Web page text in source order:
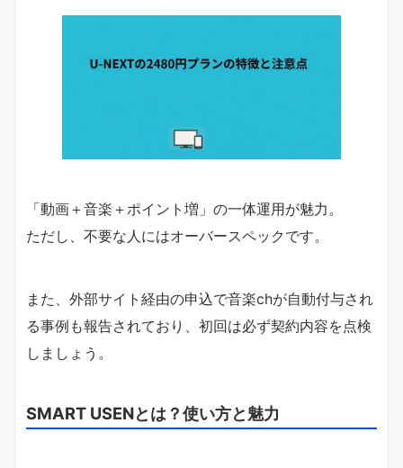
「動画＋音楽＋ポイント増」の一体運用が魅力。
ただし、不要な人にはオーバースペックです。
また、外部サイト経由の申込で音楽chが自動付与され
る事例も報告されており、初回は必ず契約内容を点検
しましょう。
SMART USENとは？使い方と魅力